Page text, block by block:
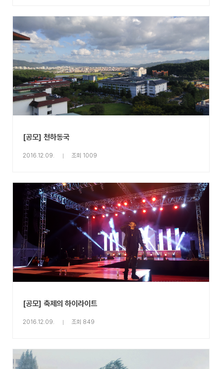
[공모] 천하동국
2016.12.09. 조회 1009
[공모] 축제의 하이라이트
2016.12.09. 조회 849